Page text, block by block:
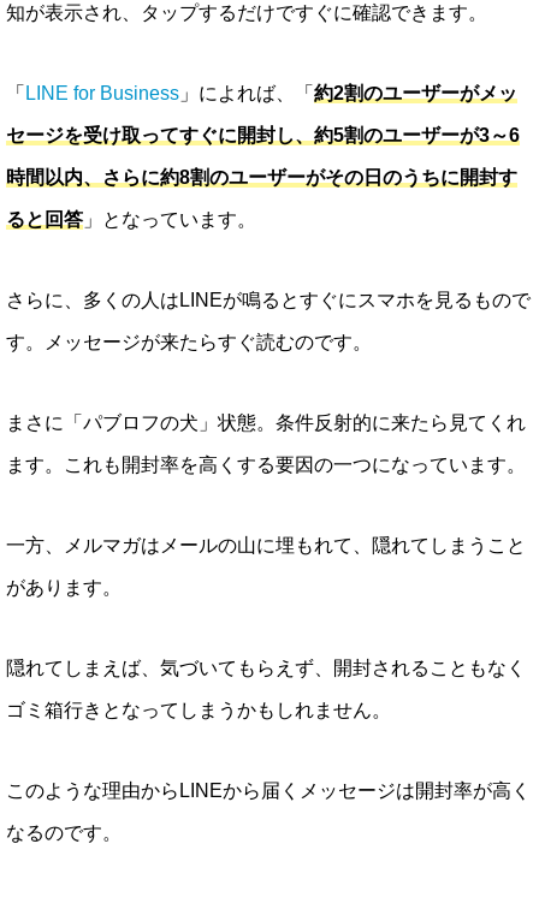
知が表示され、タップするだけですぐに確認できます。
「 LINE for Business 」によれば、「 約2割のユーザーがメッ
セージを受け取ってすぐに開封し、約5割のユーザーが3～6
時間以内、さらに約8割のユーザーがその日のうちに開封す
ると回答 」となっています。
さらに、多くの人はLINEが鳴るとすぐにスマホを見るもので
す。メッセージが来たらすぐ読むのです。
まさに「パブロフの犬」状態。条件反射的に来たら見てくれ
ます。これも開封率を高くする要因の一つになっています。
一方、メルマガはメールの山に埋もれて、隠れてしまうこと
があります。
隠れてしまえば、気づいてもらえず、開封されることもなく
ゴミ箱行きとなってしまうかもしれません。
このような理由からLINEから届くメッセージは開封率が高く
なるのです。